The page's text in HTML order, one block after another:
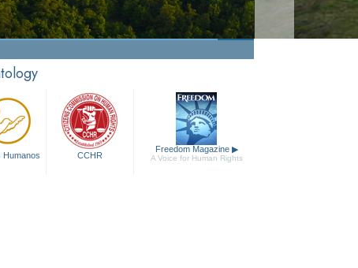
Ver Video
Humanos CCHR
Freedom Magazine ▶
A Voice for Human Rights